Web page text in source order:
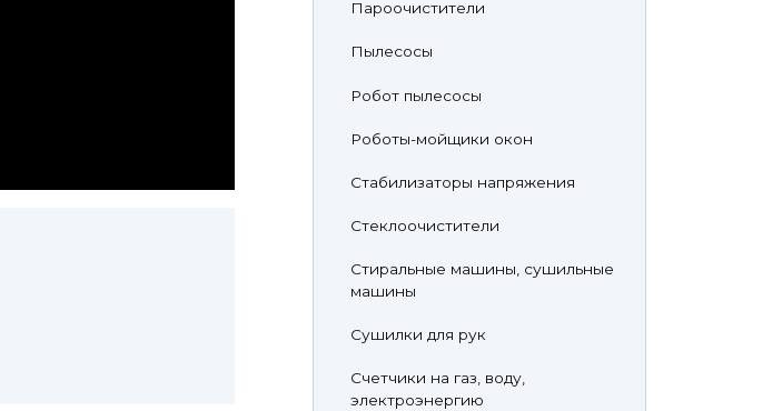
Пароочистители
Пылесосы
Робот пылесосы
Роботы-мойщики окон
Стабилизаторы напряжения
Стеклоочистители
Стиральные машины, сушильные
машины
Сушилки для рук
Счетчики на газ, воду,
электроэнергию